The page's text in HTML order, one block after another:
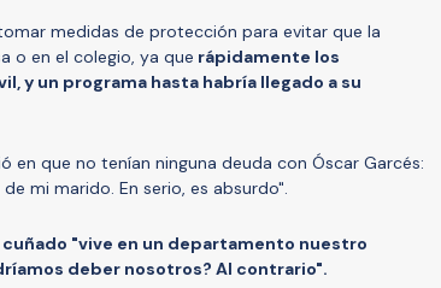
medidas de protección para evitar que la
o en el colegio, ya que rápidamente los
y un programa hasta habría llegado a su
en que no tenían ninguna deuda con Óscar Garcés:
mi marido. En serio, es absurdo".
"vive en un departamento nuestro
deber nosotros? Al contrario".